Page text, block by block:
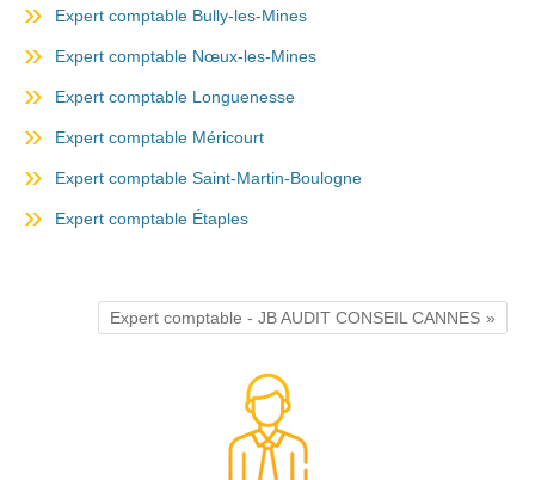
Expert comptable Bully-les-Mines
Expert comptable Nœux-les-Mines
Expert comptable Longuenesse
Expert comptable Méricourt
Expert comptable Saint-Martin-Boulogne
Expert comptable Étaples
Expert comptable - JB AUDIT CONSEIL CANNES